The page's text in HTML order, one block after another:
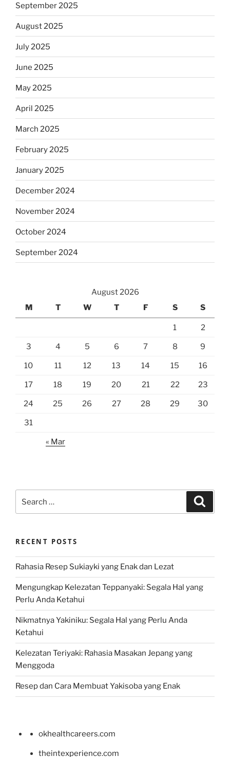
September 2025
August 2025
July 2025
June 2025
May 2025
April 2025
March 2025
February 2025
January 2025
December 2024
November 2024
October 2024
September 2024
August 2026
M
T W T F S S
1 2
3 4 5 6 7 8 9
10 11 12 13 14 15 16
17 18 19 20 21 22 23
24 25 26 27 28 29 30
31
« Mar
for:
RECENT POSTS
Rahasia Resep Sukiayki yang Enak dan Lezat
Mengungkap Kelezatan Teppanyaki: Segala Hal yang
Perlu Anda Ketahui
Nikmatnya Yakiniku: Segala Hal yang Perlu Anda
Ketahui
Kelezatan Teriyaki: Rahasia Masakan Jepang yang
Menggoda
Resep dan Cara Membuat Yakisoba yang Enak
okhealthcareers.com
theintexperience.com